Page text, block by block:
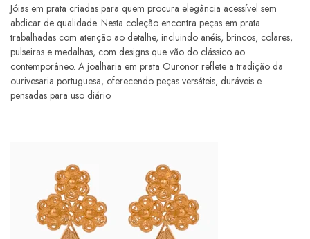
Jóias em prata criadas para quem procura elegância acessível sem
abdicar de qualidade. Nesta coleção encontra peças em prata
trabalhadas com atenção ao detalhe, incluindo anéis, brincos, colares,
pulseiras e medalhas, com designs que vão do clássico ao
contemporâneo. A joalharia em prata Ouronor reflete a tradição da
ourivesaria portuguesa, oferecendo peças versáteis, duráveis e
pensadas para uso diário.